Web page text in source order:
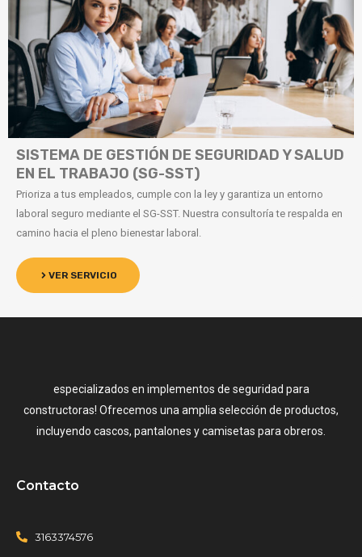
SISTEMA DE GESTIÓN DE SEGURIDAD Y SALUD
EN EL TRABAJO (SG-SST)
Prioriza a tus empleados, cumple con la ley y garantiza un entorno
laboral seguro mediante el SG-SST. Nuestra consultoría te respalda en
camino hacia el pleno bienestar laboral.
VER SERVICIO
especializados en implementos de seguridad para
constructoras! Ofrecemos una amplia selección de productos,
incluyendo cascos, pantalones y camisetas para obreros.
Contacto
3163374576